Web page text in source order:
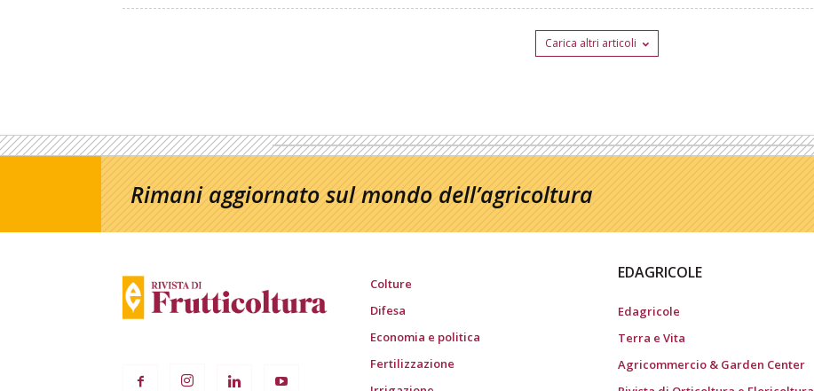
Carica altri articoli
Rimani aggiornato sul mondo dell’agricoltura
Colture
Difesa
Economia e politica
Fertilizzazione
EDAGRICOLE
Edagricole
Terra e Vita
Agricommercio & Garden Center